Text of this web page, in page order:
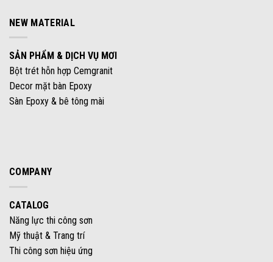
NEW MATERIAL
SẢN PHẨM & DỊCH VỤ MƠI
Bột trét hỗn hợp Cemgranit
Decor mặt bàn Epoxy
Sàn Epoxy & bê tông mài
COMPANY
CATALOG
Năng lực thi công sơn
Mỹ thuật & Trang trí
Thi công sơn hiệu ứng